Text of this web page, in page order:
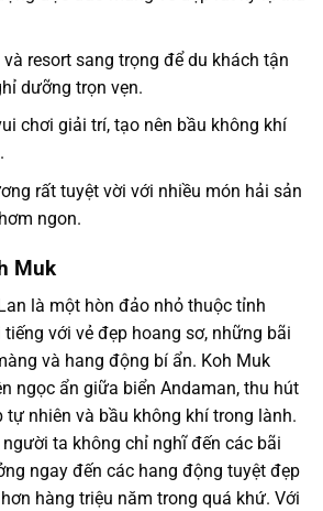
resort sang trọng để du khách tận
dưỡng trọn vẹn.
chơi giải trí, tạo nên bầu không khí
rất tuyệt vời với nhiều món hải sản
ngon.
Muk
là một hòn đảo nhỏ thuộc tỉnh
với vẻ đẹp hoang sơ, những bãi
và hang động bí ẩn. Koh Muk
ngọc ẩn giữa biển Andaman, thu hút
tự nhiên và bầu không khí trong lành.
người ta không chỉ nghĩ đến các bãi
ngay đến các hang động tuyệt đẹp
hàng triệu năm trong quá khứ. Với